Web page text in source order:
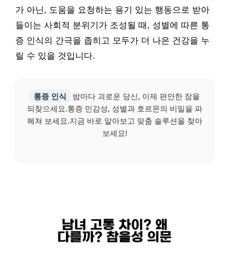
가 아닌, 도움을 요청하는 용기 있는 행동으로 받아
들이는 사회적 분위기가 조성될 때, 성별에 따른 통
증 인식의 간극을 좁히고 모두가 더 나은 건강을 누
릴 수 있을 것입니다.
통증 인식
밤마다 괴로운 당신, 이제 편안한 잠을
되찾으세요.통증 민감성, 성별과 호르몬의 비밀을 파
헤쳐 보세요.지금 바로 알아보고 맞춤 솔루션을 찾아
보세요!